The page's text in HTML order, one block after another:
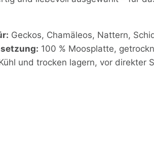
Geckos, Chamäleos, Nattern,
100 % Moosplatte,
und trocken lagern, vor direkter